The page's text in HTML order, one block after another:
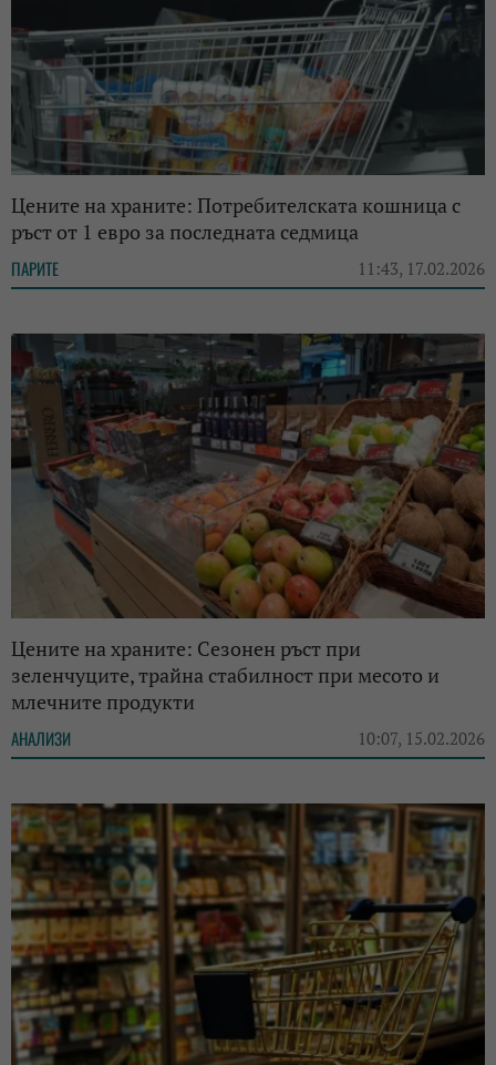
Цените на храните: Потребителската кошница с
ръст от 1 евро за последната седмица
ПАРИТЕ 11:43, 17.02.2026
Цените на храните: Сезонен ръст при
зеленчуците, трайна стабилност при месото и
млечните продукти
АНАЛИЗИ 10:07, 15.02.2026